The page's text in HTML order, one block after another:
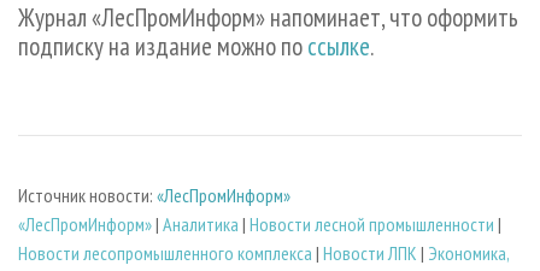
Журнал «ЛесПромИнформ» напоминает, что оформить
подписку на издание можно поссылке.
Источник новости: «ЛесПромИнформ»
«ЛесПромИнформ»| Аналитика | Новости лесной промышленности |
Новости лесопромышленного комплекса | Новости ЛПК | Экономика,